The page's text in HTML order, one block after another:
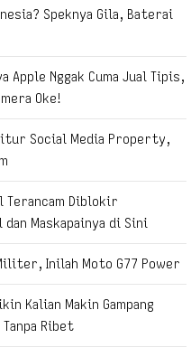
Speknya Gila, Baterai
Apple Nggak Cuma Jual Tipis,
Oke!
Social Media Property,
Diblokir
Maskapainya di Sini
Inilah Moto G77 Power
Kalian Makin Gampang
Ribet